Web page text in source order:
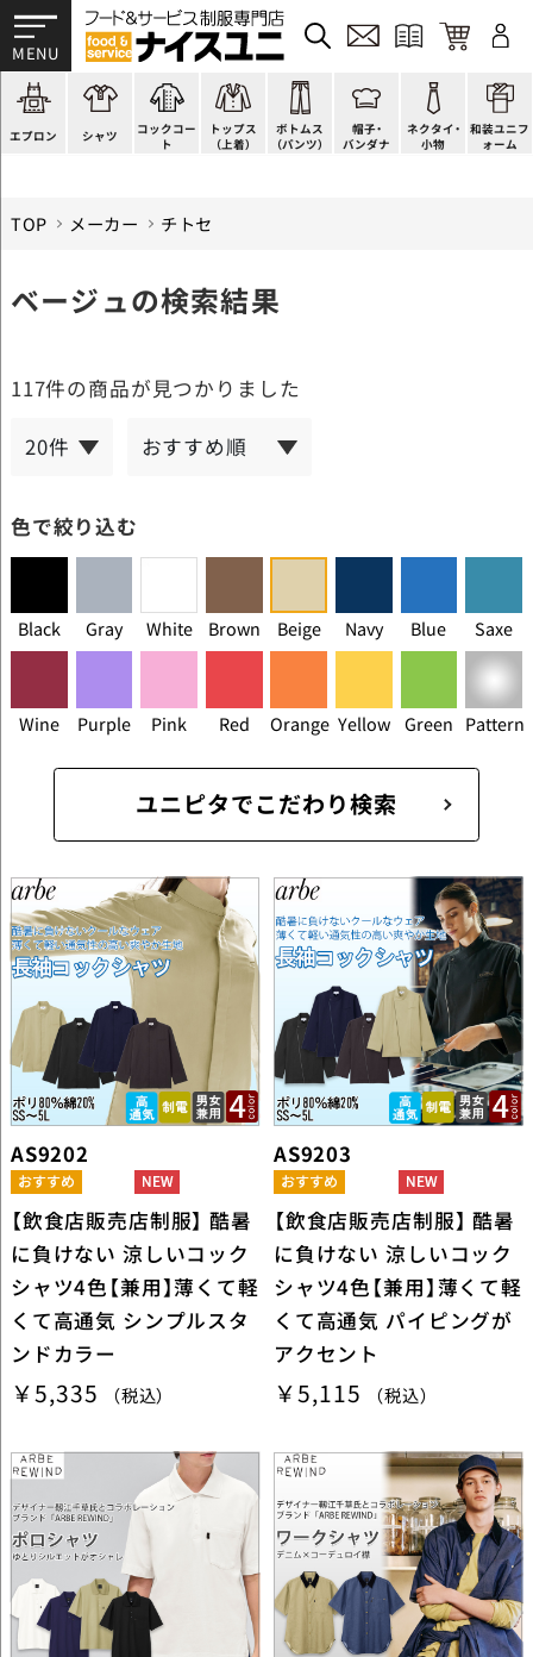
エプロン
かぶり型
スモック風
厨房用
ラップエプロン
シャツ
ピンタック
Tシャツ
ポロシャツ
和風シャツ(Asian)コックコー
ト
ショップコート
スタンダード
ファッション
キッズ
トップス
（上着）
法被(はっぴ)
調理白衣
カットソー
ジャンバー
ボトムス
（パンツ）
イージーパンツ
ワンピース
厨房シューズ
フロアシューズ
帽子・
バンダナ
洋帽子
コック帽
衛生帽子
ヘアネット
ネクタイ・
小物
ネクタイ
蝶ネクタイ
リボン・スカーフ
クロスタイ
和装ユニフ
ォーム
帯
草履、足袋など
着付小物
きもの
TOP メーカー チトセ
ベージュの検索結果
117件の商品が見つかりました
色で絞り込む
Black Gray White Brown Beige Navy Blue Saxe
Wine Purple Pink Red Orange Yellow Green Pattern
ユニピタでこだわり検索
AS9202
【飲食店販売店制服】 酷暑
に負けない 涼しいコック
シャツ4色【兼用】薄くて軽
くて高通気 シンプルスタ
ンドカラー
￥5,335 （税込）
AS9203
【飲食店販売店制服】 酷暑
に負けない 涼しいコック
シャツ4色【兼用】薄くて軽
くて高通気 パイピングが
アクセント
￥5,115 （税込）